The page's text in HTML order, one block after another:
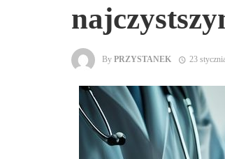
By PRZYSTANEK 23